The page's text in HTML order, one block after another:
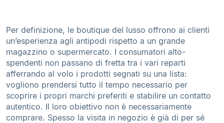
Per definizione, le boutique del lusso offrono ai clienti
un’esperienza agli antipodi rispetto a un grande
magazzino o supermercato. I consumatori alto-
spendenti non passano di fretta tra i vari reparti
afferrando al volo i prodotti segnati su una lista:
vogliono prendersi tutto il tempo necessario per
scoprire i propri marchi preferiti e stabilire un contatto
autentico. Il loro obiettivo non è necessariamente
comprare. Spesso la visita in negozio è già di per sé